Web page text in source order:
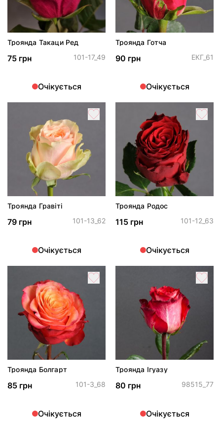
Троянда Такаци Ред
75 грн 101-17_49
Очікується
Троянда Готча
90 грн ЕКГ_61
Очікується
Троянда Гравіті
79 грн 101-13_62
Очікується
Троянда Родос
115 грн 101-12_63
Очікується
Троянда Болгарт
85 грн 101-3_68
Очікується
Троянда Ігуазу
80 грн 98515_77
Очікується